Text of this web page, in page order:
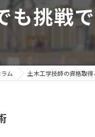
正社員
未経験
中途
も挑戦
ム 土木工学技師の資格取